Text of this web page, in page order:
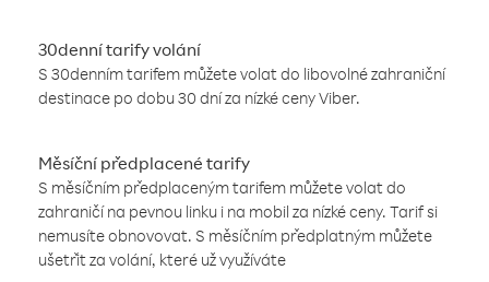
30denní tarify volání
S 30denním tarifem můžete volat do libovolné zahraniční
destinace po dobu 30 dní za nízké ceny Viber.
Měsíční předplacené tarify
S měsíčním předplaceným tarifem můžete volat do
zahraničí na pevnou linku i na mobil za nízké ceny. Tarif si
nemusíte obnovovat. S měsíčním předplatným můžete
ušetřit za volání, které už využíváte